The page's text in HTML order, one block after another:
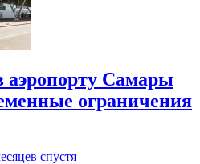
аэропорту Самары
ограничения
спустя